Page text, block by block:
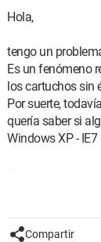
Hola,
tengo un
Es un fenómeno
los cartuchos sin
Por suerte,
quería saber si
Windows XP - IE7
Compartir